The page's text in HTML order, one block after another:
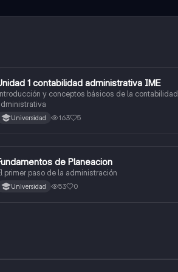
Otros 1 contabilidad administrativa IME
y conceptos básicos de la contabilidad
Universidad 163 5
Otros de Planeacion
primer paso de la administración
Universidad 53 0